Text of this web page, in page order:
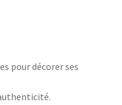
pour décorer ses